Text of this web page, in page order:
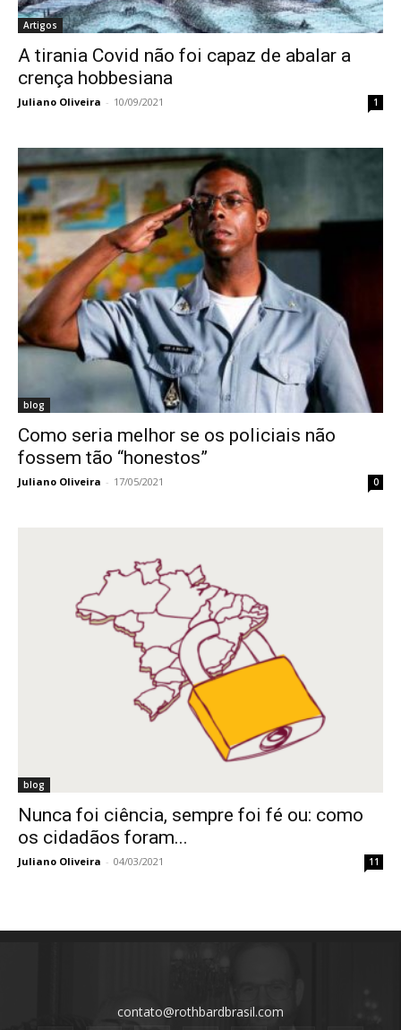
Artigos
A tirania Covid não foi capaz de abalar a
crença hobbesiana
Juliano Oliveira - 10/09/2021 1
blog
Como seria melhor se os policiais não
fossem tão “honestos”
Juliano Oliveira - 17/05/2021 0
blog
Nunca foi ciência, sempre foi fé ou: como
os cidadãos foram...
Juliano Oliveira - 04/03/2021 11
contato@rothbardbrasil.com